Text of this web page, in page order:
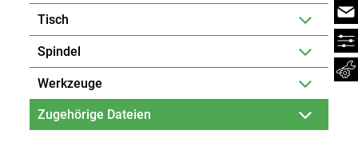
Tisch
Spindel
Werkzeuge
Zugehörige Dateien